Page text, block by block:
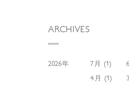
ARCHIVES
2026年 7月 (1)
4月 (1)